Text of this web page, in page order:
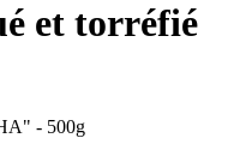
et torréfié